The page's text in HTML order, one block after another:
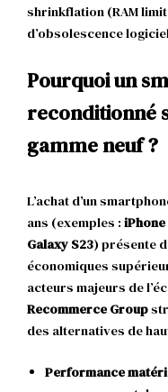
shrinkflation (RAM
d’obsolescence
Pourquoi un
reconditionné
gamme neuf ?
L’achat d’un
ans (exemples :
Galaxy S23) présente
économiques
acteurs majeurs de
Recommerce Group
des alternatives de
Performance